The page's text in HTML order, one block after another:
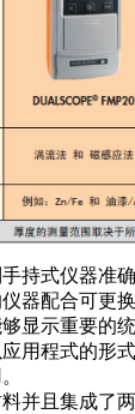
式仪器准确
器配合可更
显示重要的
用程式的形
且集成了两